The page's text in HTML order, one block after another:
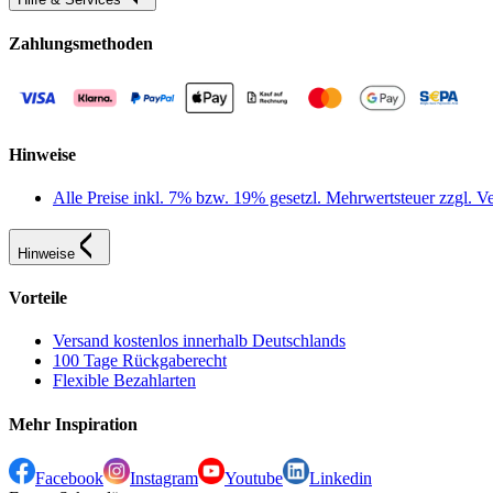
Zahlungsmethoden
Hinweise
Alle Preise inkl. 7% bzw. 19% gesetzl. Mehrwertsteuer zzgl.
Hinweise
Vorteile
Versand kostenlos innerhalb Deutschlands
100 Tage Rückgaberecht
Flexible Bezahlarten
Mehr Inspiration
Facebook Instagram Youtube
Linkedin